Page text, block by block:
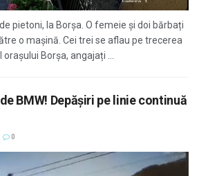
pietoni, la Borșa. O femeie și doi bărbați
o mașină. Cei trei se aflau pe trecerea
Borșa, angajați ...
BMW! Depăşiri pe linie continuă
0